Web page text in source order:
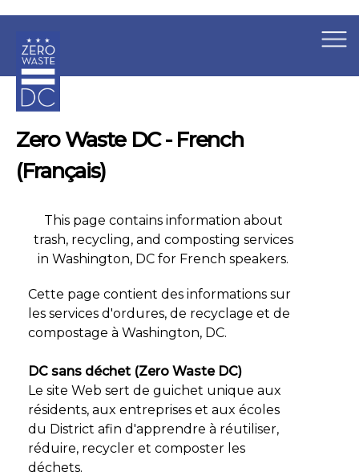
×
Zero Waste DC - French
(Français)
This page contains information about
trash, recycling, and composting services
in Washington, DC for French speakers.
Cette page contient des informations sur
les services d'ordures, de recyclage et de
compostage à Washington, DC.
DC sans déchet (Zero Waste DC)
Le site Web sert de guichet unique aux
résidents, aux entreprises et aux écoles
du District afin d'apprendre à réutiliser,
réduire, recycler et composter les
déchets.